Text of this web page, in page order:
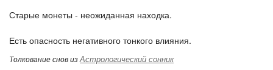
Старые монеты - неожиданная находка.
Есть опасность негативного тонкого влияния.
Толкование снов изАстрологический сонник